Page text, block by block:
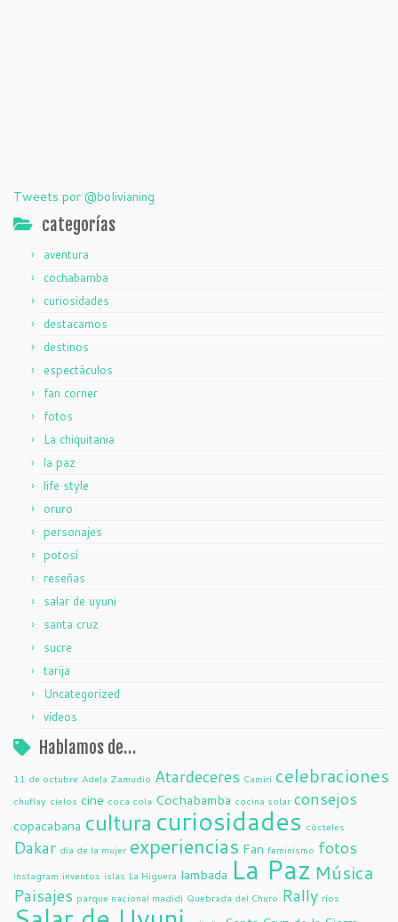
Tweets por @bolivianing
categorías
aventura
cochabamba
curiosidades
destacamos
destinos
espectáculos
fan corner
fotos
La chiquitania
la paz
life style
oruro
personajes
potosí
reseñas
salar de uyuni
santa cruz
sucre
tarija
Uncategorized
videos
Hablamos de…
11 de octubre Adela Zamudio Atardeceres Camiri celebraciones
chuflay cielos cine coca cola Cochabamba cocina solar consejos
copacabana cultura curiosidades cócteles
Dakar dia de la mujer experiencias Fan feminismo fotos
instagram inventos islas La Higuera lambada La Paz Música
Paisajes parque nacional madidi Quebrada del Churo Rally ríos